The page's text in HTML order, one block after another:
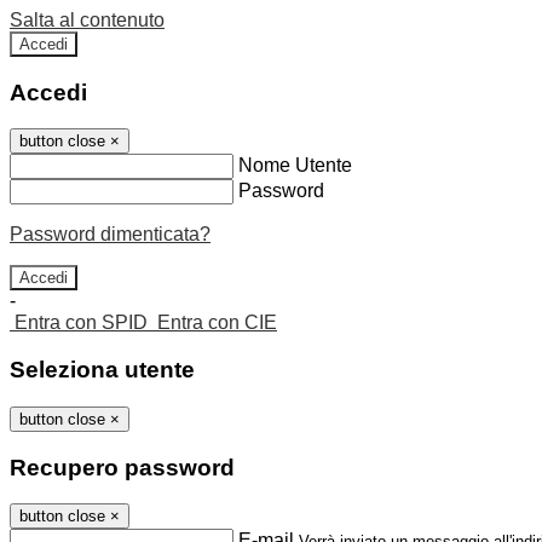
Salta al contenuto
Accedi
Accedi
button close ×
Nome Utente
Password
Password dimenticata?
-
Entra con SPID
Entra con CIE
Seleziona utente
button close ×
Recupero password
button close ×